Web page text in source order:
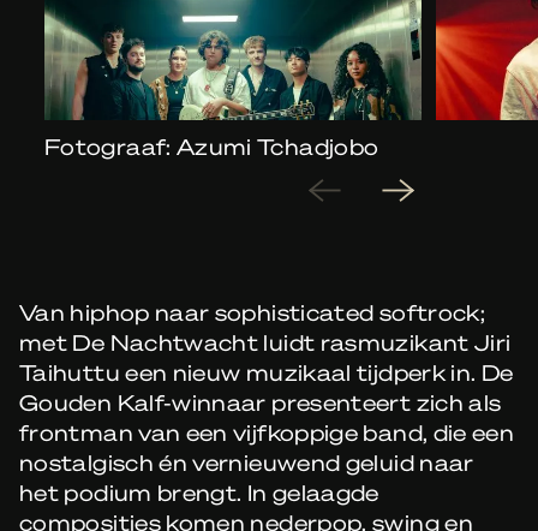
Fotograaf: Azumi Tchadjobo
Van hiphop naar sophisticated softrock;
met De Nachtwacht luidt rasmuzikant Jiri
Taihuttu een nieuw muzikaal tijdperk in. De
Gouden Kalf-winnaar presenteert zich als
frontman van een vijfkoppige band, die een
nostalgisch én vernieuwend geluid naar
het podium brengt. In gelaagde
composities komen nederpop, swing en